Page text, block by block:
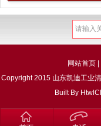
网站首页|
Copyright 2015 山东凯迪工业
Built By